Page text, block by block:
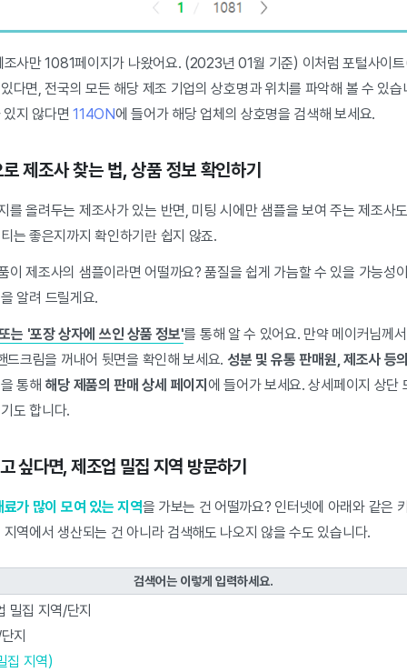
조사만 1081페이지가 나왔어요. (2023년 01월 기준) 이처럼 포털사이
다면, 전국의 모든 해당 제조 기업의 상호명과 위치를 파악해 볼 수 있습
있지 않다면114ON에 들어가 해당 업체의 상호명을 검색해 보세요.
제조사 찾는 법, 상품 정보 확인하기
를 올려두는 제조사가 있는 반면, 미팅 시에만 샘플을 보여 주는 제조사
는 좋은지까지 확인하기란 쉽지 않죠.
이 제조사의 샘플이라면 어떨까요? 품질을 쉽게 가늠할 수 있을 가능성
알려 드릴게요.
는 '포장 상자에 쓰인 상품 정보'를 통해 알 수 있어요. 만약 메이커님께
드크림을 꺼내어 뒷면을 확인해 보세요. 성분 및 유통 판매원, 제조사 등
통해 해당 제품의 판매 상세 페이지 에 들어가 보세요. 상세페이지 상단
도 합니다.
싶다면, 제조업 밀집 지역 방문하기
가 많이 모여 있는 지역을 가보는 건 어떨까요? 인터넷에 아래와 같은
역에서 생산되는 건 아니라 검색해도 나오지 않을 수도 있습니다.
검색어는 이렇게 입력하세요.
밀집 지역/단지
지
집 지역)